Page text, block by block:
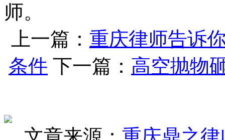
师。
上一篇： 重庆律师告诉
条件 下一篇： 高空抛物